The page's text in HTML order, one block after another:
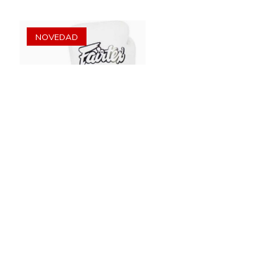
NOVEDAD